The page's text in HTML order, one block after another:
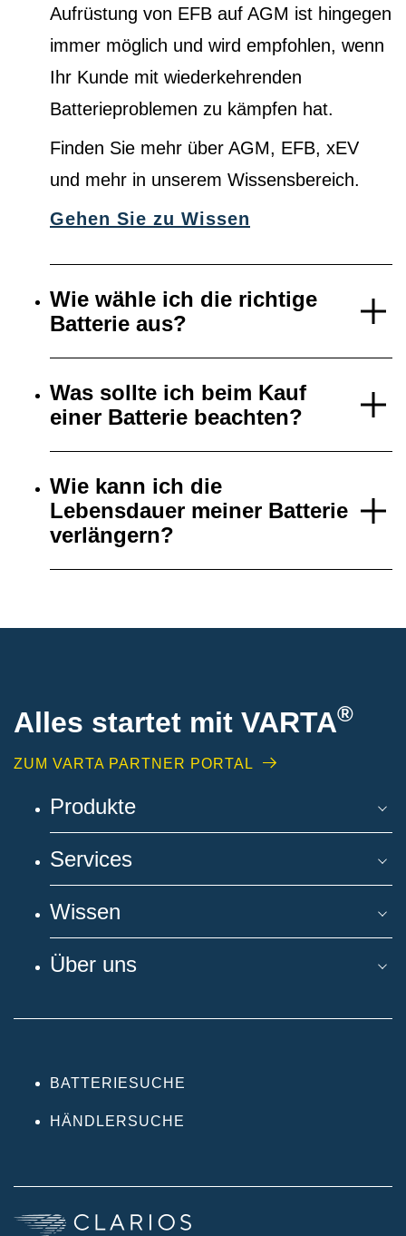
Aufrüstung von EFB auf AGM ist hingegen
immer möglich und wird empfohlen, wenn
Ihr Kunde mit wiederkehrenden
Batterieproblemen zu kämpfen hat.
Finden Sie mehr über AGM, EFB, xEV
und mehr in unserem Wissensbereich.
Gehen Sie zu Wissen
Wie wähle ich die richtige
Batterie aus?
Was sollte ich beim Kauf
einer Batterie beachten?
Wie kann ich die
Lebensdauer meiner Batterie
verlängern?
Alles startet mit VARTA®
ZUM VARTA PARTNER PORTAL
Produkte
Services
Wissen
Über uns
BATTERIESUCHE
HÄNDLERSUCHE